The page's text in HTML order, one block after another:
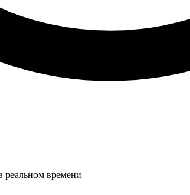
реальном времени